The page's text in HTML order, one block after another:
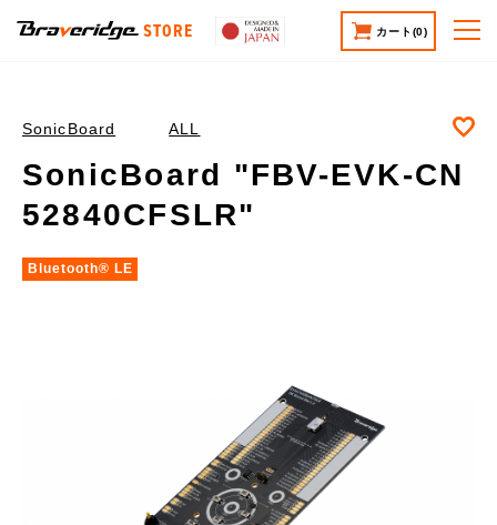
STORE カート (0)
SonicBoard ALL
SonicBoard "FBV-EVK-CN
52840CFSLR"
Bluetooth®︎ LE